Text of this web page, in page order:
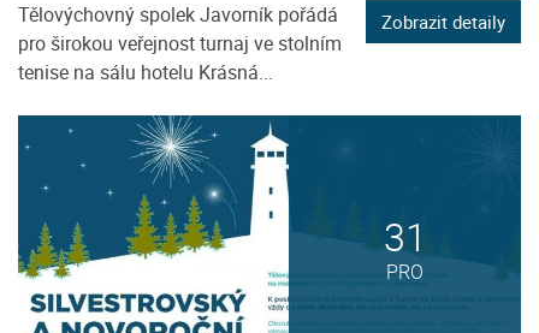
Tělovýchovný spolek Javorník pořádá
pro širokou veřejnost turnaj ve stolním
tenise na sálu hotelu Krásná...
Zobrazit detaily
31
PRO